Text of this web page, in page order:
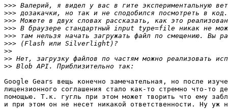
>>>
>>>
>>>
>>>
>>>
>>>
>>
>>
>>
Google Gears вещь конечно замечательная, но после
лицензионного соглашения стало как-то стремно что-то
помощью. Т.к. гугль при этом может творить что ему
и при этом он не несет никакой ответственности. Ну уж